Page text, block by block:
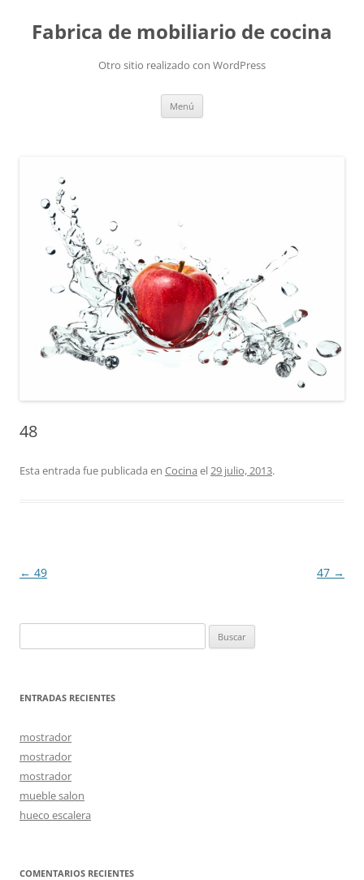
Fabrica de mobiliario de cocina
Otro sitio realizado con WordPress
Menú
48
Esta entrada fue publicada en Cocina el29 julio, 2013.
Navegación
← 49 47 →
ENTRADAS RECIENTES
mostrador
mostrador
mostrador
mueble salon
hueco escalera
COMENTARIOS RECIENTES